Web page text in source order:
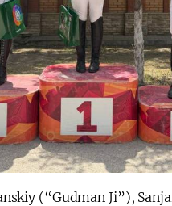
(“Gudman Ji”),